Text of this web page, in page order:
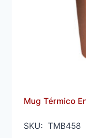
Mug Térmico
SKU: TMB458